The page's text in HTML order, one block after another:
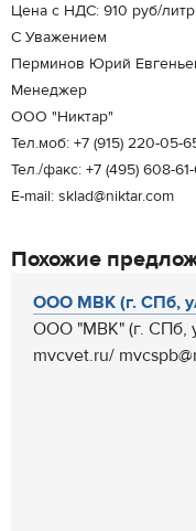
Цена с НДС: 910 руб/литр
С Уважением
Перминов Юрий
Менеджер
ООО "Никтар"
Тел.моб: +7 (915) 220-05-
Тел./факс: +7 (495) 608-
E-mail: sklad@niktar.com
Похожие
ООО МВК (г. СПб,
ООО "МВК" (г. СПб,
mvcvet.ru/